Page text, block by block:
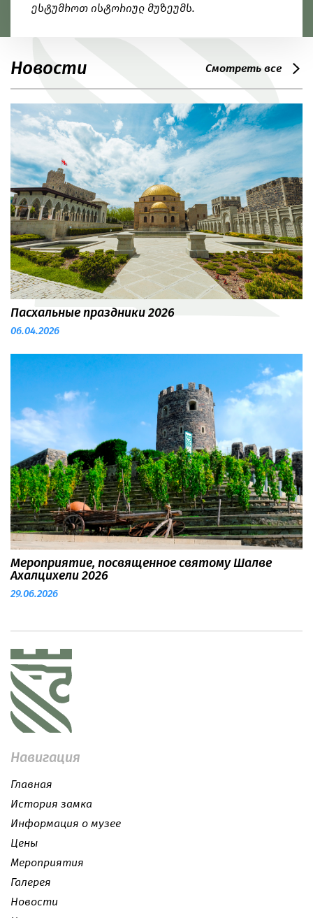
ესტუმროთ ისტორიულ მუზეუმს.
Новости Смотреть все
Комплекс Ахалцихского замка будет закрыт 12 и
13 апреля в связи с пасхальными праздниками.
Мы будем ждать вас с 14 апреля в обычное
время, с 9:00 до 18:00. С уважением, Ахалцихский
замок
Пасхальные праздники 2026
06.04.2026
30 июня, в день посвященное святому Шалве
мероприятиями, верхняя часть крепости
16:00, а вход в нижнюю часть станет возможен с
19:00.В течение этого периода вхо...
Мероприятие, посвященное святому Шалве
Ахалцихели 2026
29.06.2026
Навигация
Главная
История замка
Информация о музее
Цены
Мероприятия
Галерея
Новости